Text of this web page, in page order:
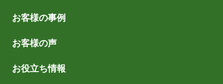
お客様の事例
お客様の声
お役立ち情報